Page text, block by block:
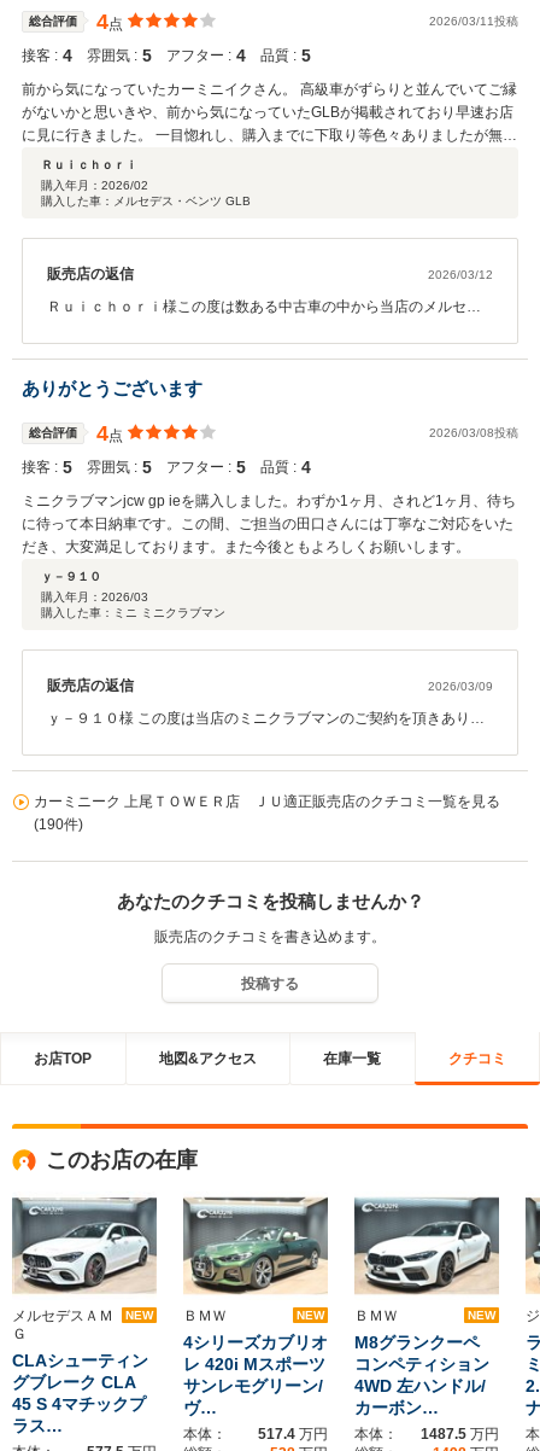
いませ。末永くよろしくお願い致します。
総合評価 4点 2026/03/11投稿
接客 : 4 雰囲気 : 5 アフター : 4 品質 : 5
前から気になっていたカーミニイクさん。 高級車がずらりと並んでいてご縁
がないかと思いきや、前から気になっていたGLBが掲載されており早速お店
に見に行きました。 一目惚れし、購入までに下取り等色々ありましたが無事
に納車できました。 限定車ということもあり大切に乗ろうと思います。
Ｒｕｉｃｈｏｒｉ
購入年月： 2026/02
購入した車：メルセデス・ベンツ GLB
販売店の返信 2026/03/12
Ｒｕｉｃｈｏｒｉ様この度は数ある中古車の中から当店のメルセデ
ｈｏｒｉの新たなカーライフのスタートに携われましたこと、私も
嬉しく思います。今後のメンテナンスやカスタム等お気軽にご連絡
下さいませ。末永くよろしくお願い致します。
ありがとうございます
総合評価 4点 2026/03/08投稿
接客 : 5 雰囲気 : 5 アフター : 5 品質 : 4
ミニクラブマンjcw gp ieを購入しました。わずか1ヶ月、されど1ヶ月、待ち
に待って本日納車です。この間、ご担当の田口さんには丁寧なご対応をいた
だき、大変満足しております。また今後ともよろしくお願いします。
ｙ－９１０
購入年月： 2026/03
購入した車：ミニ ミニクラブマン
販売店の返信 2026/03/09
ｙ－９１０様 この度は当店のミニクラブマンのご契約を頂きありが
謝御礼申し上げます
カーミニーク 上尾ＴＯＷＥＲ店 ＪＵ適正販売店のクチコミ一覧を見る
(190件)
あなたのクチコミを投稿しませんか？
販売店のクチコミを書き込めます。
投稿する
お店TOP 地図&アクセス 在庫一覧 クチコミ
このお店の在庫
メルセデスＡＭ
Ｇ
NEW
CLAシューティン
グブレーク CLA
45 S 4マチックプ
ラス…
ＢＭＷ NEW
4シリーズカブリオ
レ 420i Mスポーツ
サンレモグリーン/
ヴ…
本体： 517.4 万円
ＢＭＷ NEW
M8グランクーペ
コンペティション
4WD 左ハンドル/
カーボン…
本体： 1487.5 万円